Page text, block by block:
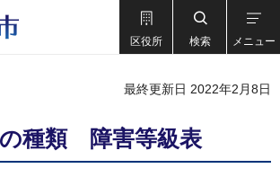
区役所 検索 メニュー
最終更新日 2022年2月8日
種類 障害等級表